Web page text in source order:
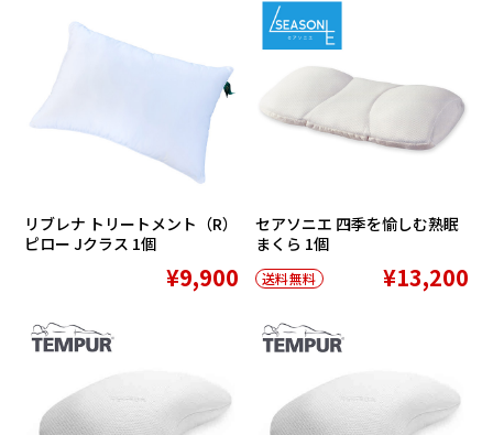
リブレナ トリートメント（R）
ピロー Jクラス 1個
¥9,900
セアソニエ 四季を愉しむ熟眠
まくら 1個
送料無料 ¥13,200